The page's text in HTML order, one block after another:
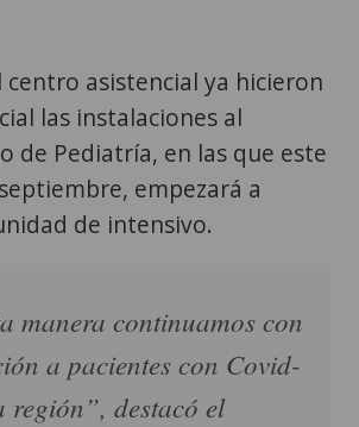
centro asistencial ya hicieron
las instalaciones al
de Pediatría, en las que este
empezará a
de intensivo.
manera continuamos con
a pacientes con Covid-
región”, destacó el